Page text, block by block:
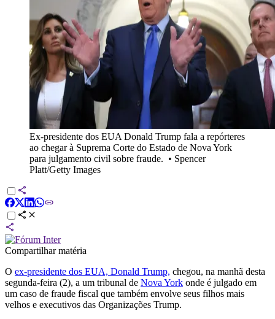
Ex-presidente dos EUA Donald Trump fala a repórteres
ao chegar à Suprema Corte do Estado de Nova York
para julgamento civil sobre fraude. • Spencer
Platt/Getty Images
Compartilhar matéria
O ex-presidente dos EUA, Donald Trump, chegou, na manhã desta
segunda-feira (2), a um tribunal de Nova York onde é julgado em
um caso de fraude fiscal que também envolve seus filhos mais
velhos e executivos das Organizações Trump.